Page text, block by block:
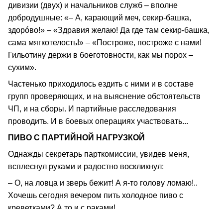
дивизии (двух) и начальников служб – вполне
добродушные: «– А, карающий меч, секир-башка,
здорóво!» – «Здравия желаю! Да где там секир-башка,
сама мягкотелость!» – «Построже, построже с нами!
Гильотину держи в боеготовности, как мы порох –
сухим».
Частенько приходилось ездить с ними и в составе
групп проверяющих, и на выяснение обстоятельств
ЧП, и на сборы. И партийные расследования
проводить. И в боевых операциях участвовать...
ПИВО С ПАРТИЙНОЙ НАГРУЗКОЙ
Однажды секретарь парткомиссии, увидев меня,
всплеснул руками и радостно воскликнул:
– О, на ловца и зверь бежит! А я-то голову ломаю!..
Хочешь сегодня вечером пить холодное пиво с